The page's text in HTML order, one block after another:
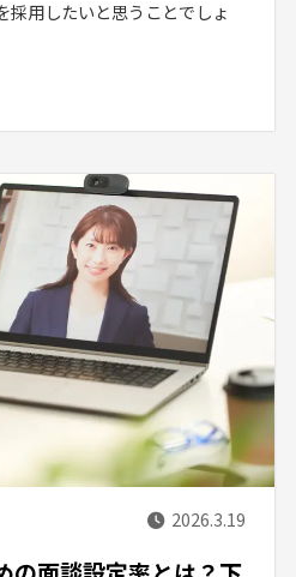
採用したいと思うことでしょ
2026.3.19